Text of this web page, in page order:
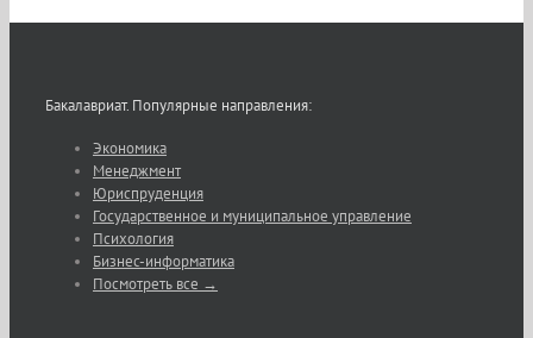
Бакалавриат. Популярные направления:
Экономика
Менеджмент
Юриспруденция
Государственное и муниципальное управление
Психология
Бизнес-информатика
Посмотреть все →